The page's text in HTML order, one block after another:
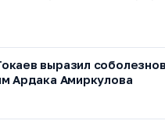
выразил
Ардака Амиркулова